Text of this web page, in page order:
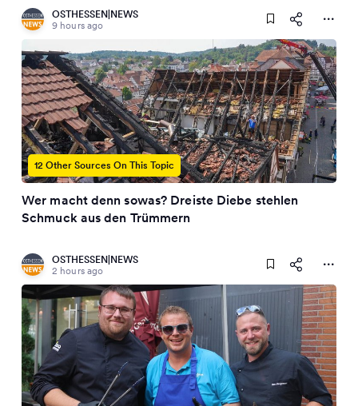
OSTHESSEN|NEWS
9 hours ago
12 Other Sources On This Topic
Wer macht denn sowas? Dreiste Diebe stehlen
Schmuck aus den Trümmern
OSTHESSEN|NEWS
2 hours ago